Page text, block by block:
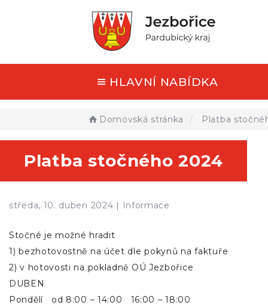
HLAVNÍ NABÍDKA
Domovská stránka Platba
Platba stočného 2024
středa, 10. duben 2024 | Informace
Stočné je možné hradit
1) bezhotovostně na účet dle pokynů na faktuře
2) v hotovosti na pokladně OÚ Jezbořice
DUBEN
Pondělí od 8:00 – 14:00 16:00 – 18:00